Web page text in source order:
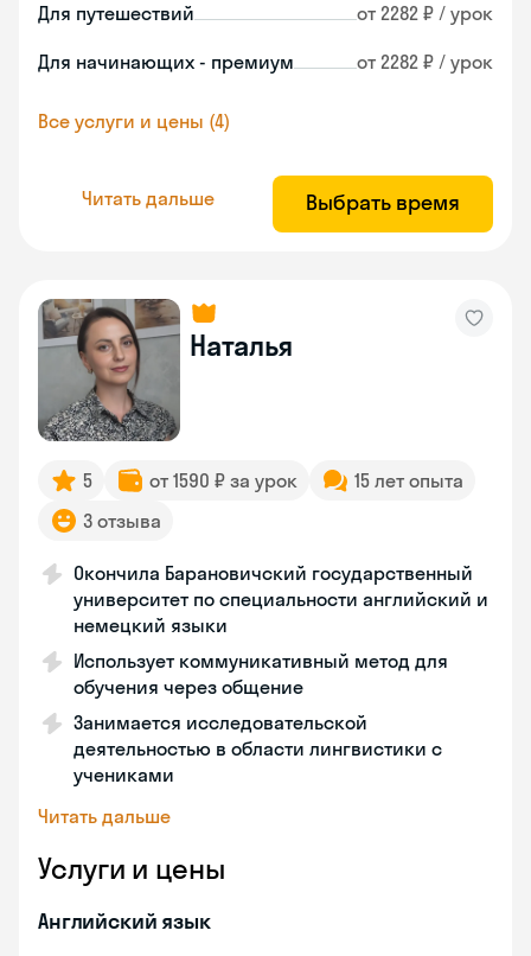
Для путешествий от 2282 ₽ / урок
Для начинающих - премиум от 2282 ₽ / урок
Все услуги и цены (4)
Читать дальше Выбрать время
Наталья
5 от 1590 ₽ за урок
15 лет опыта
3 отзыва
Окончила Барановичский государственный
университет по специальности английский и
немецкий языки
Использует коммуникативный метод для
обучения через общение
Занимается исследовательской
деятельностью в области лингвистики с
учениками
Читать дальше
Услуги и цены
Английский язык